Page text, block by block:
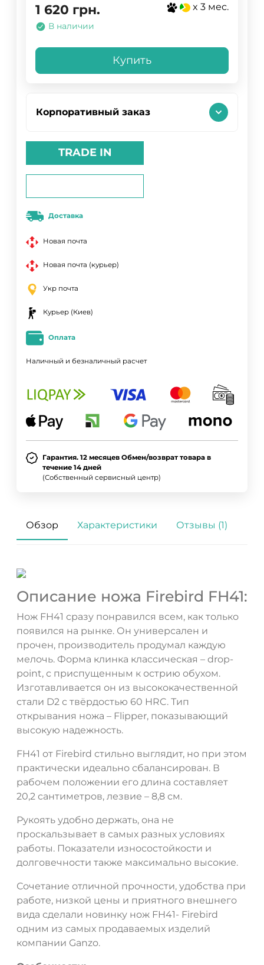
1 620 грн. x 3 мес.
В наличии
Купить
Корпоративный заказ
TRADE IN
Доставка
Новая почта
Новая почта (курьер)
Укр почта
Курьер (Киев)
Оплата
Наличный и безналичный расчет
Гарантия. 12 месяцев Обмен/возврат товара в
течение 14 дней
(Собственный сервисный центр)
Обзор Характеристики Отзывы (1)
Описание ножа Firebird FH41:
Нож FH41 сразу понравился всем, как только
появился на рынке. Он универсален и
прочен, производитель продумал каждую
мелочь. Форма клинка классическая – drop-
point, с приспущенным к острию обухом.
Изготавливается он из высококачественной
стали D2 с твёрдостью 60 HRC. Тип
открывания ножа – Flipper, показывающий
высокую надежность.
FH41 от Firebird стильно выглядит, но при этом
практически идеально сбалансирован. В
рабочем положении его длина составляет
20,2 сантиметров, лезвие – 8,8 см.
Рукоять удобно держать, она не
проскальзывает в самых разных условиях
работы. Показатели износостойкости и
долговечности также максимально высокие.
Сочетание отличной прочности, удобства при
работе, низкой цены и приятного внешнего
вида сделали новинку нож FH41- Firebird
одним из самых продаваемых изделий
компании Ganzo.